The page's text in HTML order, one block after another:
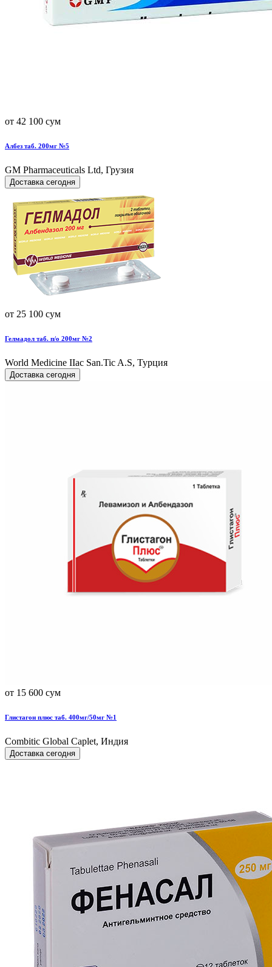
от 42 100 сум
Албез таб. 200мг №5
GM Pharmaceuticals Ltd, Грузия
Доставка сегодня
от 25 100 сум
Гелмадол таб. п/о 200мг №2
World Мedicine IIac San.Tic A.S, Турция
Доставка сегодня
от 15 600 сум
Глистагон плюс таб. 400мг/50мг №1
Combitic Global Caplet, Индия
Доставка сегодня